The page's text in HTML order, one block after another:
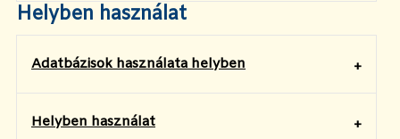
Helyben használat
Adatbázisok használata helyben
Helyben használat